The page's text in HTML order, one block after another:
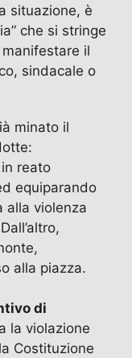
situazione, è
che si stringe
il
sindacale o
minato il
reato
equiparando
alla violenza
alla piazza.
di
la violazione
Costituzione